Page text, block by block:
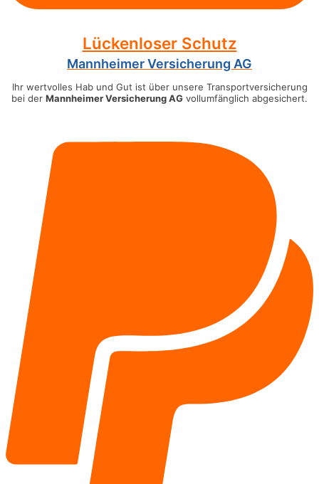
Lückenloser Schutz
Mannheimer Versicherung AG
Ihr wertvolles Hab und Gut ist über unsere Transportversicherung
bei der Mannheimer Versicherung AG vollumfänglich abgesichert.